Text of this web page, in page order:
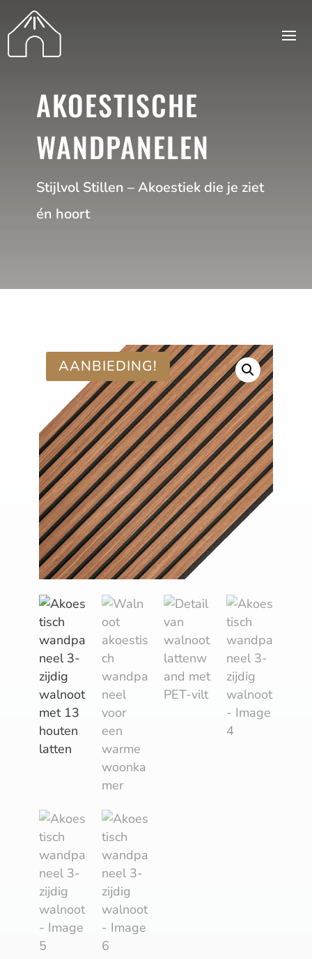
AKOESTISCHE
WANDPANELEN
Stijlvol Stillen – Akoestiek die je ziet
én hoort
AANBIEDING!